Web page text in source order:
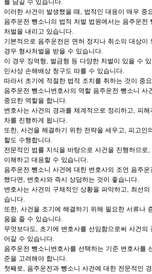
를 남길 수 있습니다.
이러한 사건이 발생했을 때, 법적인 대응이 매우 중
음주운전 뺑소니의 법적 처벌 법원에서는 음주운전
처벌을 내리고 있습니다.
기본적으로 음주운전은 면허 정지나 취소의 대상이
경우 형사처벌을 받을 수 있습니다.
이 경우 징역형, 벌금형 등 다양한 처벌이 있을 수
민사상 손해배상 청구도 따를 수 있습니다.
따라서 초기에 적절한 법적 조치를 취하는 것이 중
음주운전 뺑소니변호사의 역할 음주운전 뺑소니 사
중요한 역할을 합니다.
변호사는 사건의 경과를 체계적으로 정리하고, 피
차를 진행하게 됩니다.
또한, 사건을 해결하기 위한 전략을 세우고, 피고인
할도 수행합니다.
전문적인 법률 지식을 바탕으로 사건을 진행하므로
이해하고 대응할 수 있습니다.
음주운전 뺑소니 사건에 대한 변호사의 조언 음주
했다면, 변호사와 즉시 상담하는 것이 좋습니다.
변호사는 사건의 구체적인 상황을 파악하고, 최선
습니다.
또한, 사건을 조기에 해결하기 위해 필요한 서류나
움을 줄 수 있습니다.
무엇보다도, 초기에 변호사를 선임함으로써 사건의
어갈 수 있습니다.
음주운전 뺑소니변호사를 선택하는 기준 변호사를
준을 고려해야 합니다.
첫째로, 음주운전과 뺑소니 사건에 대한 전문적인